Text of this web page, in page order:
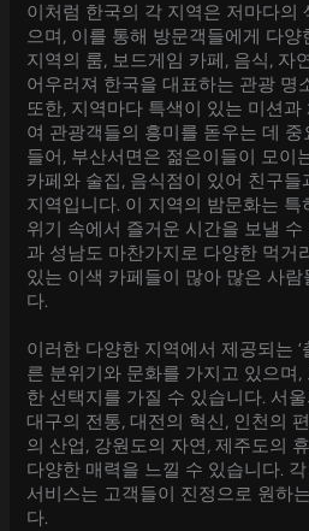
이처럼 한국의 각 지역은 저마다의
으며, 이를 통해 방문객들에게 다
지역의 룸, 보드게임 카페, 음식, 자
어우러져 한국을 대표하는 관광 명
또한, 지역마다 특색이 있는 미션
여 관광객들의 흥미를 돋우는 데
들어, 부산서면은 젊은이들이 모이
카페와 술집, 음식점이 있어 친구
지역입니다. 이 지역의 밤문화는
위기 속에서 즐거운 시간을 보낼
과 성남도 마찬가지로 다양한 먹거
있는 이색 카페들이 많아 많은 사람
다.
이러한 다양한 지역에서 제공되는
른 분위기와 문화를 가지고 있으며
한 선택지를 가질 수 있습니다. 서
대구의 전통, 대전의 혁신, 인천의
의 산업, 강원도의 자연, 제주도의
다양한 매력을 느낄 수 있습니다.
서비스는 고객들이 진정으로 원하
다.